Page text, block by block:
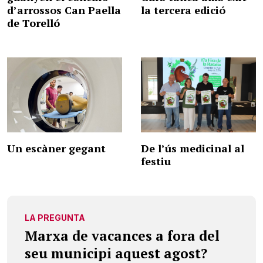
d’arrossos Can Paella
de Torelló
la tercera edició
Un escàner gegant
De l’ús medicinal al
festiu
LA PREGUNTA
Marxa de vacances a fora del
seu municipi aquest agost?